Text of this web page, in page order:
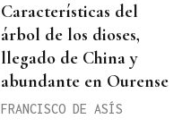
Características del
árbol de los dioses,
llegado de China y
abundante en Ourense
FRANCISCO DE ASÍS